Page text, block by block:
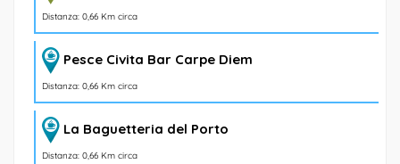
Distanza: 0,66 Km circa
Pesce Civita Bar Carpe Diem
Distanza: 0,66 Km circa
La Baguetteria del Porto
Distanza: 0,66 Km circa